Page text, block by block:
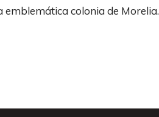
emblemática colonia de Morelia.